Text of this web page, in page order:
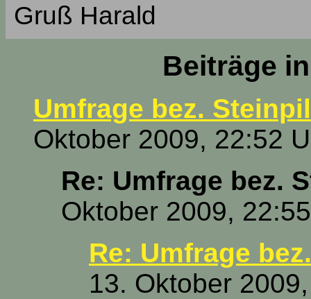
Gruß Harald
Beiträge
Umfrage bez.
Oktober 2009, 22:52
Re: Umfrage bez.
Oktober 2009,
Re: Umfrage
13. Oktober